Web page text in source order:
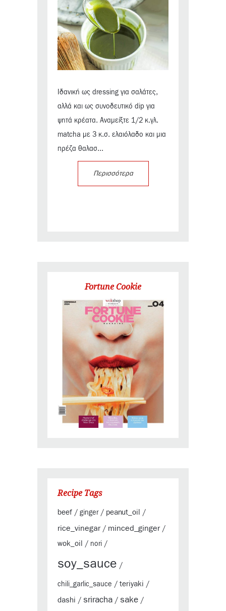
Ιδανική ως dressing για σαλάτες,
αλλά και ως συνοδευτικό dip για
ψητά κρέατα. Αναμείξτε 1/2 κ.γλ.
matcha με 3 κ.σ. ελαιόλαδο και μια
πρέζα θαλασ...
Περισσότερα
Fortune Cookie
Recipe Tags
beef / ginger/ peanut_oil /
rice_vinegar/ minced_ginger/
wok_oil / nori /
soy_sauce /
chili_garlic_sauce / teriyaki /
dashi / sriracha / sake /